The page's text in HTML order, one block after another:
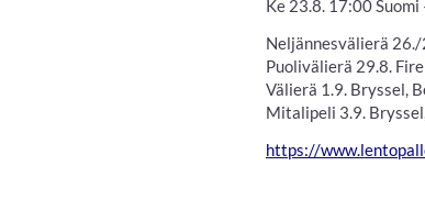
Ke 23.8. 17:00
Neljännesvälierä
Puolivälierä 29.8.
Välierä 1.9. Bryssel,
Mitalipeli 3.9.
https://